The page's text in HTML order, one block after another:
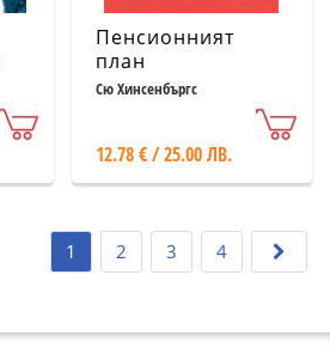
Пенсионният
план
Сю Хинсенбъргс
12.78 € / 25.00 ЛВ.
1 2 3 4